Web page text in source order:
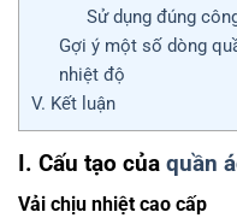
Sử dụng đúng
Gợi ý một số dòng
nhiệt độ
V. Kết luận
I. Cấu tạo của quần
Vải chịu nhiệt cao cấp